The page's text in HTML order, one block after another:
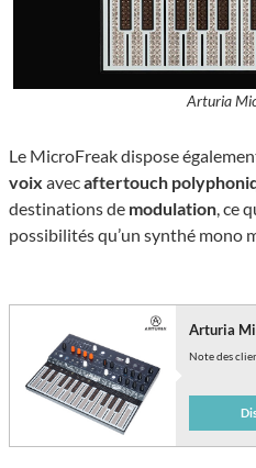
Arturia
Le MicroFreak dispose
voix avecaftertouch
destinations de modulation, ce
possibilités qu’un synthé mono
Arturia
Note des